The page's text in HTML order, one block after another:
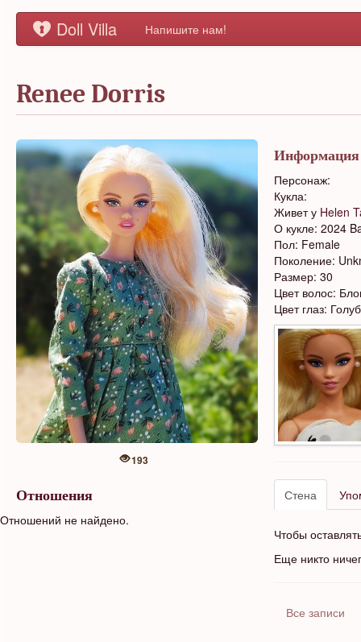
Doll Villa Напишите нам!
Renee Dorris
193
Информация
Персонаж:
Кукла:
Живет у Helen
О кукле: 2024
Пол: Female
Поколение:
Размер: 30
Цвет волос:
Цвет глаз:
Отношения
Отношений не найдено.
Стена
Чтобы
Еще никто
Все записи